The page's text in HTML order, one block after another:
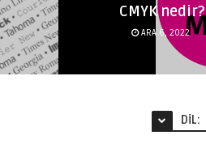
CMYK nedir?
ARA 6, 2022
DIL: